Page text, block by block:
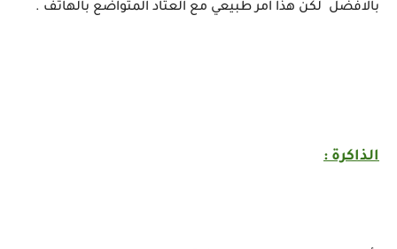
بالافضل لكن هذا امر طبيعي مع العتاد المتواضع بالهاتف .
الذاكرة :